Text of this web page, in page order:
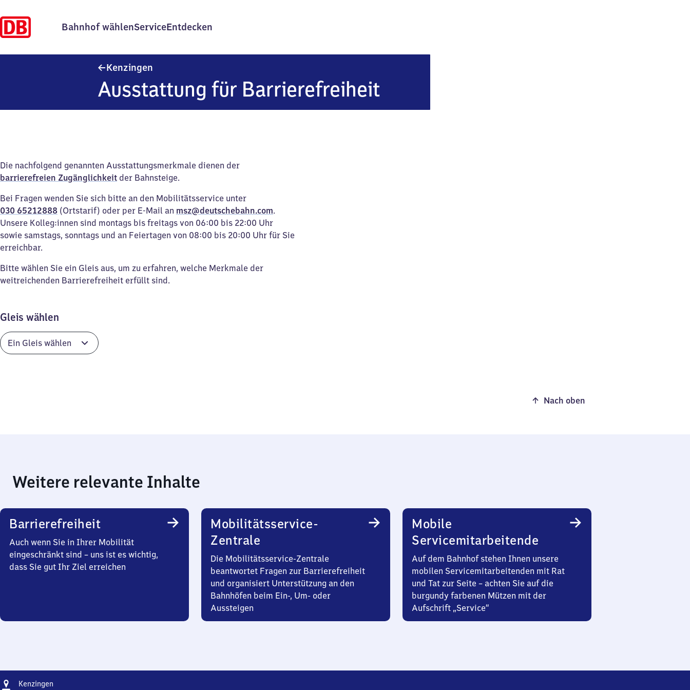
Bahnhof wählenServiceEntdecken
Kenzingen
Ausstattung für Barrierefreiheit
Die nachfolgend genannten Ausstattungsmerkmale dienen der
barrierefreien Zugänglichkeit der Bahnsteige.
Bei Fragen wenden Sie sich bitte an den Mobilitätsservice unter
030 65212888 (Ortstarif) oder per E-Mail an msz@deutschebahn.com.
Unsere Kolleg:innen sind montags bis freitags von 06:00 bis 22:00 Uhr
sowie samstags, sonntags und an Feiertagen von 08:00 bis 20:00 Uhr für Sie
erreichbar.
Bitte wählen Sie ein Gleis aus, um zu erfahren, welche Merkmale der
weitreichenden Barrierefreiheit erfüllt sind.
Gleis wählen
Nach oben
Weitere relevante Inhalte
Barrierefreiheit
Auch wenn Sie in Ihrer Mobilität
eingeschränkt sind – uns ist es wichtig,
dass Sie gut Ihr Ziel erreichen
Mobilitätsservice-
Zentrale
Die Mobilitätsservice-Zentrale
beantwortet Fragen zur Barrierefreiheit
und organisiert Unterstützung an den
Bahnhöfen beim Ein-, Um- oder
Aussteigen
Mobile
Servicemitarbeitende
Auf dem Bahnhof stehen Ihnen unsere
mobilen Servicemitarbeitenden mit Rat
und Tat zur Seite – achten Sie auf die
burgundy farbenen Mützen mit der
Aufschrift „Service“
Adresse
Kenzingen